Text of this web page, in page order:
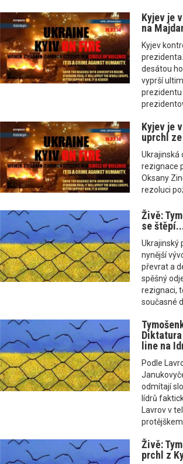
Kyjev je
na
Kyjev
desátou
vyprší
prezidentu
Kyjev je
uprchl
Ukrajinská
rezignace
Oksany
rezoluci
Živě:
se
Ukrajinský
nynější
převrat a
spěšný
rezignaci,
současné
line na
Podle
odmítají
lídrů
Lavrov v
Živě:
prchl z